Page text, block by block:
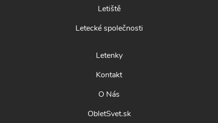
Letiště
Letecké společnosti
Letenky
Kontakt
O Nás
ObletSvet.sk